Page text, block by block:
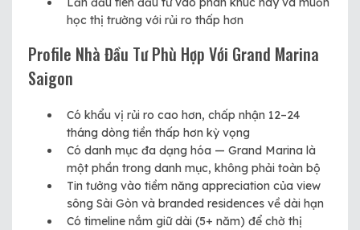
học thị trường với rủi ro thấp hơn
Profile Nhà Đầu Tư Phù Hợp Với Grand Marina
Saigon
Có khẩu vị rủi ro cao hơn, chấp nhận 12–24
tháng dòng tiền thấp hơn kỳ vọng
Có danh mục đa dạng hóa — Grand Marina là
một phần trong danh mục, không phải toàn bộ
Tin tưởng vào tiềm năng appreciation của view
sông Sài Gòn và branded residences về dài hạn
Có timeline nắm giữ dài (5+ năm) để chờ thị